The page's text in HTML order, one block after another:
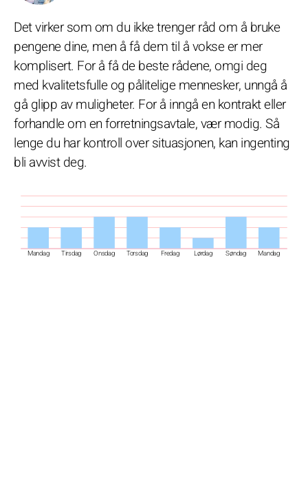
Mandag Tirsdag Onsdag Torsdag Fredag Lørdag Søndag Mandag
Det virker som om du ikke trenger råd om å bruke
pengene dine, men å få dem til å vokse er mer
komplisert. For å få de beste rådene, omgi deg
med kvalitetsfulle og pålitelige mennesker, unngå å
gå glipp av muligheter. For å inngå en kontrakt eller
forhandle om en forretningsavtale, vær modig. Så
lenge du har kontroll over situasjonen, kan ingenting
bli avvist deg.